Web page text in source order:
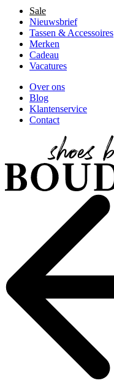
Sale
Nieuwsbrief
Tassen & Accessoires
Merken
Cadeau
Vacatures
Over ons
Blog
Klantenservice
Contact